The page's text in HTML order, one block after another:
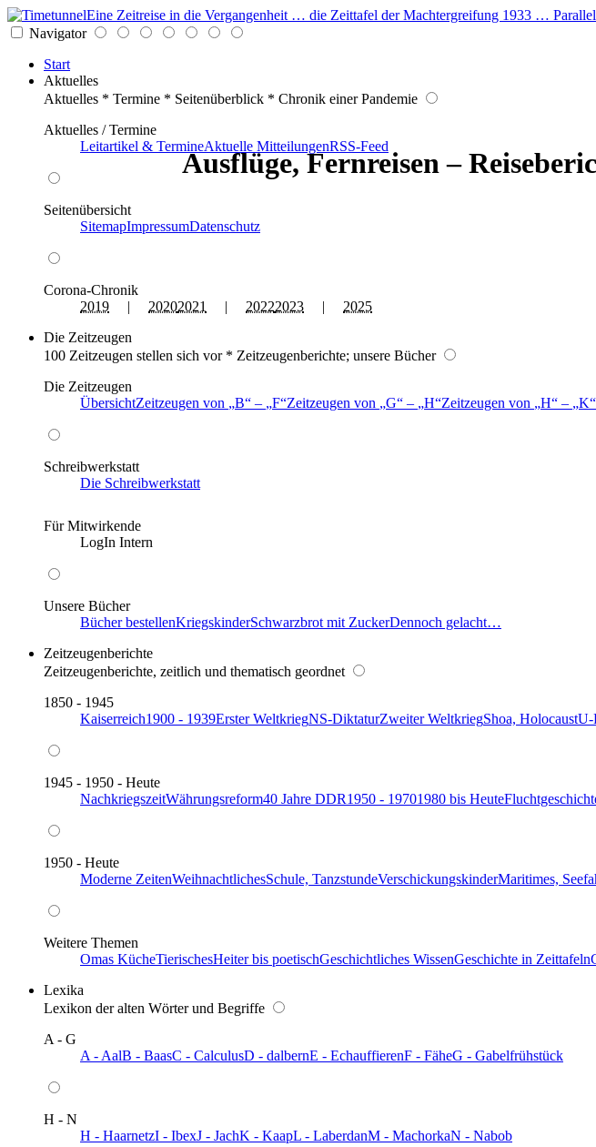
Eine Zeitreise in die Vergangenheit … die Zeittafel der Machtergreifung 1933 …
Navigator
Start
Aktuelles
Aktuelles * Termine * Seitenüberblick * Chronik einer Pandemie
Aktuelles / Termine
Leitartikel & TermineAktuelle MitteilungenRSS-Feed
Seitenübersicht
SitemapImpressumDatenschutz
Corona-Chronik
2019 | 20202021 | 20222023 | 2025
Die Zeitzeugen
100 Zeitzeugen stellen sich vor * Zeitzeugenberichte; unsere Bücher
Die Zeitzeugen
ÜbersichtZeitzeugen von B – F Zeitzeugen von G – H Zeitzeugen von H – K
Schreibwerkstatt
Die Schreibwerkstatt
Für Mitwirkende
LogIn Intern
Unsere Bücher
Bücher bestellenKriegskinderSchwarzbrot mit ZuckerDennoch gelacht…
Zeitzeugenberichte
Zeitzeugenberichte, zeitlich und thematisch geordnet
1850 - 1945
Kaiserreich1900 - 1939Erster WeltkriegNS-DiktaturZweiter WeltkriegShoa, HolocaustU-
1945 - 1950 - Heute
NachkriegszeitWährungsreform40 Jahre DDR1950 - 19701980 bis Heute
1950 - Heute
Moderne ZeitenWeihnachtlichesSchule, TanzstundeVerschickungskinderMaritimes,
Weitere Themen
Omas KücheTierischesHeiter bis poetischGeschichtliches WissenGeschichte in Zeittafeln
Lexika
Lexikon der alten Wörter und Begriffe
A - G
A - AalB - BaasC - CalculusD - dalbernE - EchauffierenF - FäheG - Gabelfrühstück
H - N
H - HaarnetzI - IbexJ - JachK - KaapL - LaberdanM - MachorkaN - Nabob
Ausflüge, Fernreisen –